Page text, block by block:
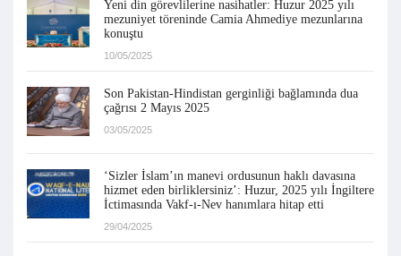
Yeni din görevlilerine nasihatler: Huzur 2025 yılı
mezuniyet töreninde Camia Ahmediye mezunlarına
konuştu
10/05/2025
Son Pakistan-Hindistan gerginliği bağlamında dua
çağrısı 2 Mayıs 2025
03/05/2025
‘Sizler İslam’ın manevi ordusunun haklı davasına
hizmet eden birliklersiniz’: Huzur, 2025 yılı İngiltere
İctimasında Vakf-ı-Nev hanımlara hitap etti
29/04/2025